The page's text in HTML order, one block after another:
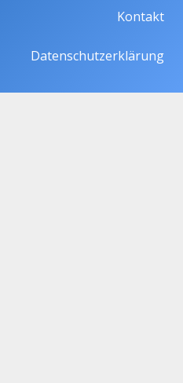
Kontakt
Datenschutzerklärung